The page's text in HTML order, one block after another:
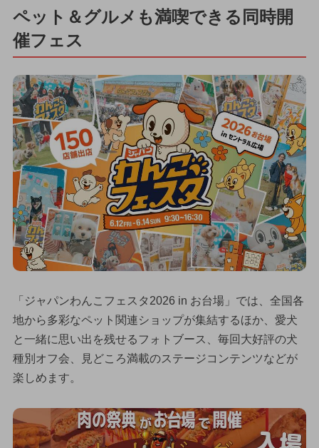
ペット＆グルメも満喫できる同時開
催フェス
「ジャパンわんこフェスタ2026 in お台場」では、全国各
地から多彩なペット関連ショップが集結するほか、愛犬
と一緒に思い出を残せるフォトブース、毎回大好評の犬
種別オフ会、見どころ満載のステージコンテンツなどが
楽しめます。